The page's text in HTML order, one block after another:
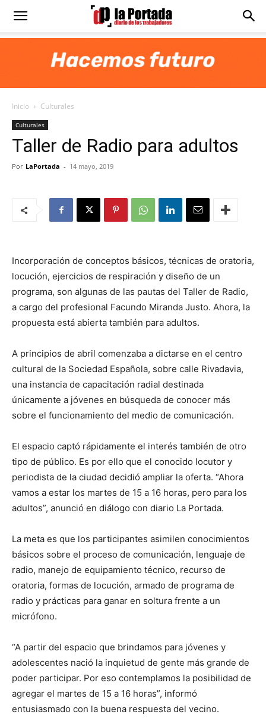
Diario
Portada
Inicio Culturales
Culturales
Taller de Radio para adultos
Por LaPortada - 14 mayo, 2019
Incorporación de conceptos básicos, técnicas de oratoria,
locución, ejercicios de respiración y diseño de un
programa, son algunas de las pautas del Taller de Radio,
a cargo del profesional Facundo Miranda Justo. Ahora, la
propuesta está abierta también para adultos.
A principios de abril comenzaba a dictarse en el centro
cultural de la Sociedad Española, sobre calle Rivadavia,
una instancia de capacitación radial destinada
únicamente a jóvenes en búsqueda de conocer más
sobre el funcionamiento del medio de comunicación.
El espacio captó rápidamente el interés también de otro
tipo de público. Es por ello que el conocido locutor y
periodista de la ciudad decidió ampliar la oferta. “Ahora
vamos a estar los martes de 15 a 16 horas, pero para los
adultos”, anunció en diálogo con diario La Portada.
La meta es que los participantes asimilen conocimientos
básicos sobre el proceso de comunicación, lenguaje de
radio, manejo de equipamiento técnico, recurso de
oratoria, formas de locución, armado de programa de
radio y prácticas para ganar en soltura frente a un
micrófono.
“A partir del espacio que brindamos para jóvenes y
adolescentes nació la inquietud de gente más grande de
poder participar. Por eso contemplamos la posibilidad de
agregar el martes de 15 a 16 horas”, informó
entusiasmado con la buena respuesta del vecino.